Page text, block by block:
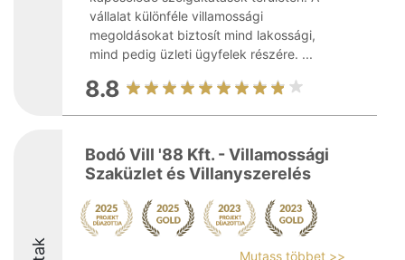
vállalat különféle villamossági
megoldásokat biztosít mind lakossági,
mind pedig üzleti ügyfelek részére. ...
8.8
Bodó Vill '88 Kft. - Villamossági
Szaküzlet és Villanyszerelés
Mutass többet >>